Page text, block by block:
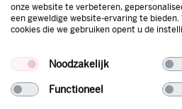
onze website te verbeteren,
een geweldige website-ervaring te
cookies die we gebruiken opent u de
Noodzakelijk
Functioneel